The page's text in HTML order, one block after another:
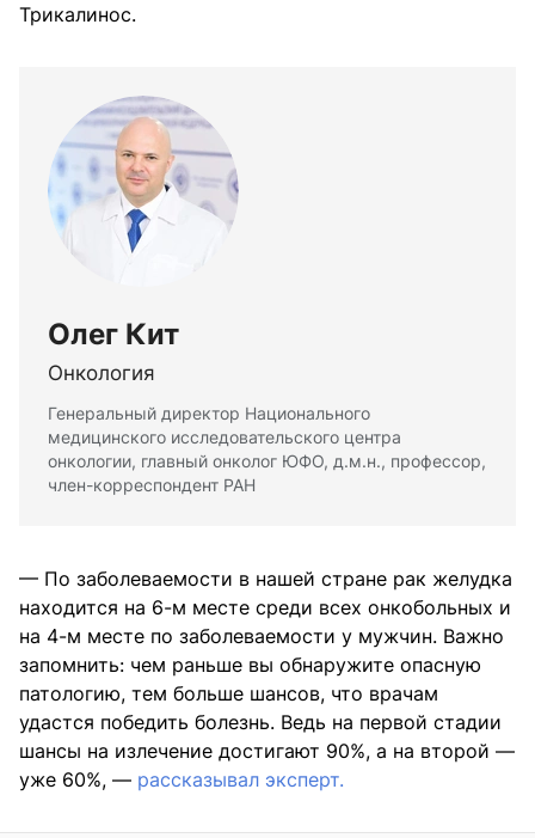
Трикалинос.
Олег Кит
Онкология
Генеральный директор Национального
медицинского исследовательского центра
онкологии, главный онколог ЮФО, д.м.н., профессор,
член-корреспондент РАН
— По заболеваемости в нашей стране рак желудка
находится на 6-м месте среди всех онкобольных и
на 4-м месте по заболеваемости у мужчин. Важно
запомнить: чем раньше вы обнаружите опасную
патологию, тем больше шансов, что врачам
удастся победить болезнь. Ведь на первой стадии
шансы на излечение достигают 90%, а на второй —
уже 60%, — рассказывал эксперт.